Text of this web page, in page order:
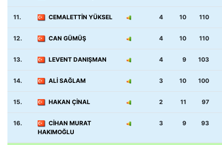
11. CEMALETTİN YÜKSEL 4 10 110
12. CAN GÜMÜŞ 4 10 110
13. LEVENT DANIŞMAN 4 9 103
14. ALİ SAĞLAM 3 10 100
15. HAKAN ÇİNAL 2 11 97
16.
CİHAN MURAT
HAKIMOĞLU
3 9 93